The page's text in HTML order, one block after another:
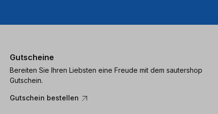
Gutscheine
Bereiten Sie Ihren Liebsten eine Freude mit dem sautershop
Gutschein.
Gutschein bestellen